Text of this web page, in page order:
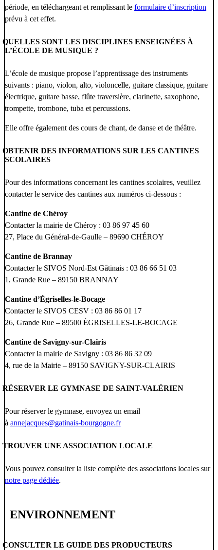
période, en téléchargeant et remplissant le formulaire d’inscription
prévu à cet effet.
QUELLES SONT LES DISCIPLINES ENSEIGNÉES À
L’ÉCOLE DE MUSIQUE ?
L’école de musique propose l’apprentissage des instruments
suivants : piano, violon, alto, violoncelle, guitare classique, guitare
électrique, guitare basse, flûte traversière, clarinette, saxophone,
trompette, trombone, tuba et percussions.
Elle offre également des cours de chant, de danse et de théâtre.
OBTENIR DES INFORMATIONS SUR LES CANTINES
SCOLAIRES
Pour des informations concernant les cantines scolaires, veuillez
contacter le service des cantines aux numéros ci-dessous :
Cantine de Chéroy
Contacter la mairie de Chéroy : 03 86 97 45 60
27, Place du Général-de-Gaulle – 89690 CHÉROY
Cantine de Brannay
Contacter le SIVOS Nord-Est Gâtinais : 03 86 66 51 03
1, Grande Rue – 89150 BRANNAY
Cantine d’Égriselles-le-Bocage
Contacter le SIVOS CESV : 03 86 86 01 17
26, Grande Rue – 89500 ÉGRISELLES-LE-BOCAGE
Cantine de Savigny-sur-Clairis
Contacter la mairie de Savigny : 03 86 86 32 09
4, rue de la Mairie – 89150 SAVIGNY-SUR-CLAIRIS
RÉSERVER LE GYMNASE DE SAINT-VALÉRIEN
Pour réserver le gymnase, envoyez un email
à annejacques@gatinais-bourgogne.fr
TROUVER UNE ASSOCIATION LOCALE
Vous pouvez consulter la liste complète des associations locales sur
notre page dédiée.
ENVIRONNEMENT
CONSULTER LE GUIDE DES PRODUCTEURS